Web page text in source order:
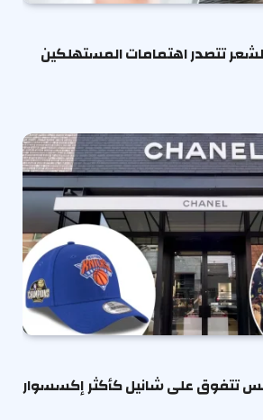
تتصدر اهتمامات المستهلكين
تتفوق على شانيل كأكثر إكسسوار